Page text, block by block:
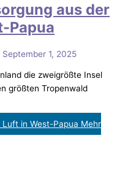
aus der
Papua
September 1, 2025
die zweigrößte Insel
größten Tropenwald
Luft in West-Papua Mehr